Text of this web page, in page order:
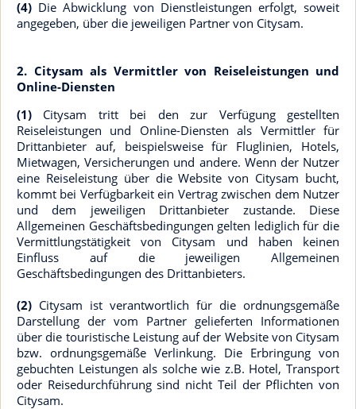
(4) Die Abwicklung von Dienstleistungen erfolgt, soweit
angegeben, über die jeweiligen Partner von Citysam.
2. Citysam als Vermittler von Reiseleistungen und
Online-Diensten
(1) Citysam tritt bei den zur Verfügung gestellten
Reiseleistungen und Online-Diensten als Vermittler für
Drittanbieter auf, beispielsweise für Fluglinien, Hotels,
Mietwagen, Versicherungen und andere. Wenn der Nutzer
eine Reiseleistung über die Website von Citysam bucht,
kommt bei Verfügbarkeit ein Vertrag zwischen dem Nutzer
und dem jeweiligen Drittanbieter zustande. Diese
Allgemeinen Geschäftsbedingungen gelten lediglich für die
Vermittlungstätigkeit von Citysam und haben keinen
Einfluss auf die jeweiligen Allgemeinen
Geschäftsbedingungen des Drittanbieters.
(2) Citysam ist verantwortlich für die ordnungsgemäße
Darstellung der vom Partner gelieferten Informationen
über die touristische Leistung auf der Website von Citysam
bzw. ordnungsgemäße Verlinkung. Die Erbringung von
gebuchten Leistungen als solche wie z.B. Hotel, Transport
oder Reisedurchführung sind nicht Teil der Pflichten von
Citysam.